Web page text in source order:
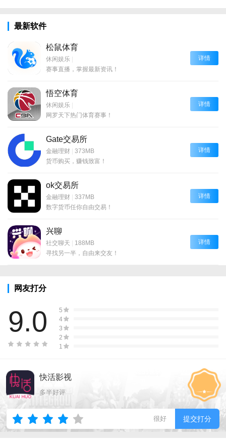
最新软件
松鼠体育
休闲娱乐 |
赛事直播，掌握最新资讯！
详情
悟空体育
休闲娱乐 |
网罗天下热门体育赛事！
详情
Gate交易所
金融理财 | 373MB
货币购买，赚钱致富！
详情
ok交易所
金融理财 | 337MB
数字货币任你自由交易！
详情
兴聊
社交聊天 | 188MB
寻找另一半，自由来交友！
详情
网友打分
9.0
5
4
3
2
1
快活影视
多半好评
很好 提交打分